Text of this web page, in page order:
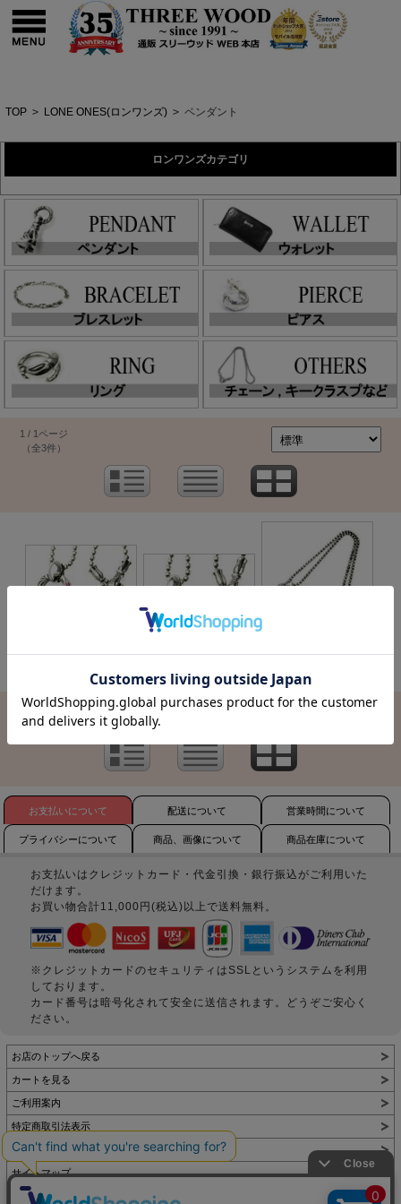
TOP > LONE ONES(ロンワンズ) > ペンダント
ロンワンズカテゴリ
1 / 1ページ
（全3件）
1 / 1ページ
（全3件）
お支払いについて 配送について 営業時間について
プライバシーについて 商品、画像について 商品在庫について
お支払いはクレジットカード・代金引換・銀行振込がご利用いた
だけます。
お買い物合計11,000円(税込)以上で送料無料。
※クレジットカードのセキュリティはSSLというシステムを利用
しております。
カード番号は暗号化されて安全に送信されます。どうぞご安心く
ださい。
お店のトップへ戻る
カートを見る
ご利用案内
特定商取引法表示
個人情報の取扱い
サイトマップ
お問い合わせ